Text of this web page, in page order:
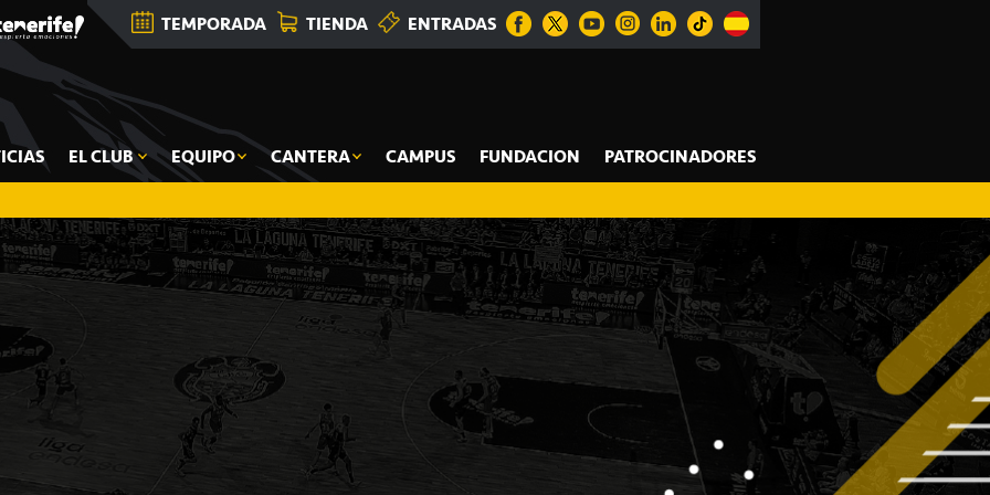
TEMPORADA TIENDA ENTRADAS
EL CLUB EQUIPO CANTERA CAMPUS FUNDACION PATROCINADORES